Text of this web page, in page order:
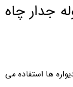
جدار چاه
ها استفاده می